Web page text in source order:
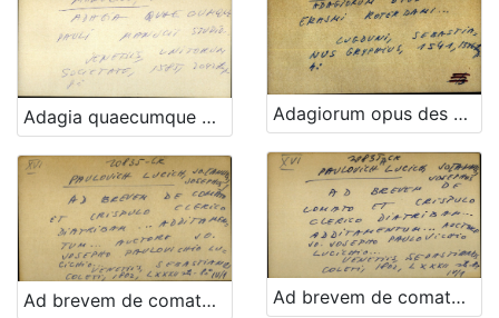
Adagia quaecumque Pauli Manucci studio ... Adagiorum opus des Erasmi Roterdami
Ad brevem de comato et crispulo clerico diatribam... Additamentum... Auctore Jo. Josepho Paulovichio Lucichio... Ad brevem de comato et crispulo clerico diatribam... Additamentum... Auctore Jo. Josepho Paulovichio Lucichio...